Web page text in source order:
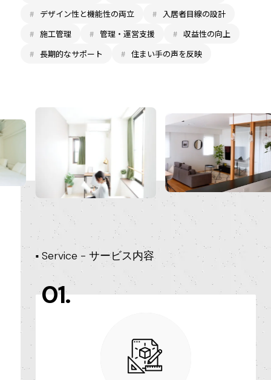
#
デザイン性と機能性の両立 #
入居者目線の設計
# 施工管理 # 管理・運営支援 # 収益性の向上
# 長期的なサポート # 住まい手の声を反映
■ Service - サービス内容
01.